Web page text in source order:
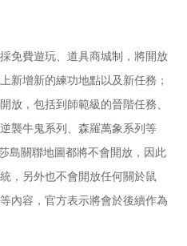
費遊玩、道具商城制，將開放
新增新的練功地點以及新任務；
放，包括到師範級的晉階任務、
襲牛鬼系列、森羅萬象系列等
島關聯地圖都將不會開放，因此
，另外也不會開放任何關於鼠
內容，官方表示將會於後續作為